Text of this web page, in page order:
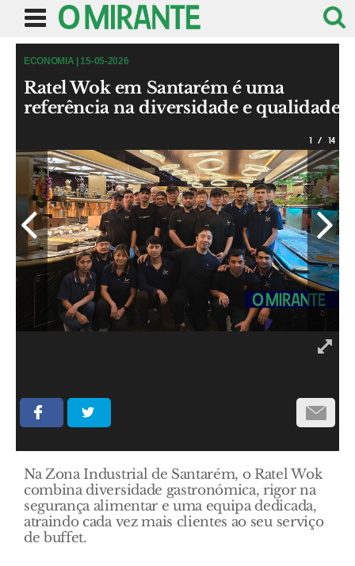
ECONOMIA | 15-05-2026
Ratel Wok em Santarém é uma
referência na diversidade e qualidade
1 / 14
Na Zona Industrial de Santarém, o Ratel Wok
combina diversidade gastronómica, rigor na
segurança alimentar e uma equipa dedicada,
atraindo cada vez mais clientes ao seu serviço
de buffet.